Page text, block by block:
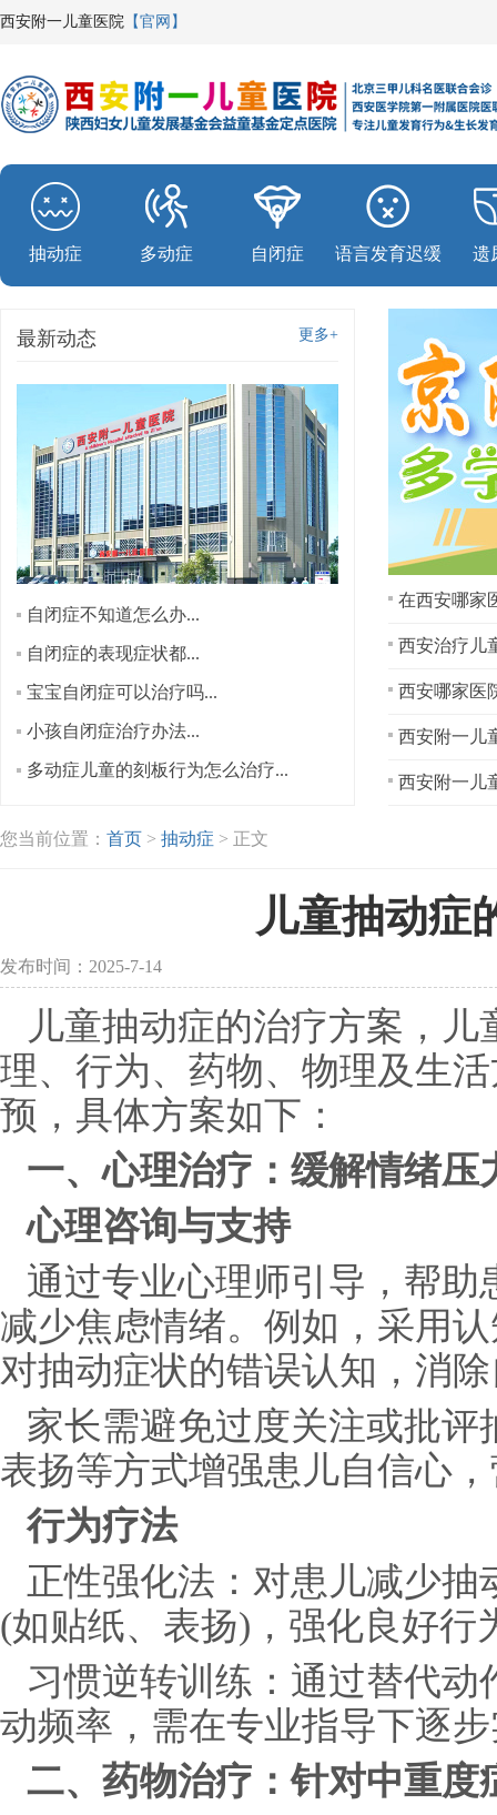
西安附一儿童医院 【官网】
抽动症 多动症 自闭症 语言发育迟缓 遗
更多+
最新动态
自闭症不知道怎么办...
自闭症的表现症状都...
宝宝自闭症可以治疗吗...
小孩自闭症治疗办法...
多动症儿童的刻板行为怎么治疗...
在西安哪家
西安治疗儿
西安附一儿
西安附一儿
您当前位置： 首页 > 抽动症 > 正文
儿童抽动症
发布时间：2025-7-14
儿童抽动症的治疗方案，
理、行为、药物、物理及生
预，具体方案如下：
一、心理治疗：缓解情绪压
心理咨询与支持
通过专业心理师引导，帮
减少焦虑情绪。例如，采用
对抽动症状的错误认知，消
家长需避免过度关注或批
表扬等方式增强患儿自信心
行为疗法
正性强化法：对患儿减少
(如贴纸、表扬)，强化良好行
习惯逆转训练：通过替代
动频率，需在专业指导下逐
二、药物治疗：针对中重度